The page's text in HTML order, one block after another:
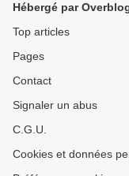
Hébergé par
Top articles
Pages
Contact
Signaler un abus
C.G.U.
Cookies et données